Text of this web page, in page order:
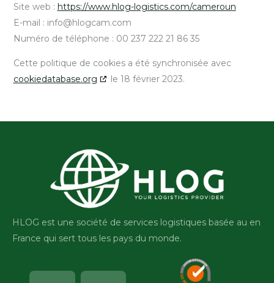
Site web : https://www.hlog-logistics.com/cameroun
E-mail : info@hlogcam.com
Numéro de téléphone : 00 237 222 21 86 35
Cette politique de cookies a été synchronisée avec
cookiedatabase.org
le 18 février 2023.
HLOG est une société de services logistiques basée au en
France qui sert tous les pays du monde.
Facebook-Linkedin